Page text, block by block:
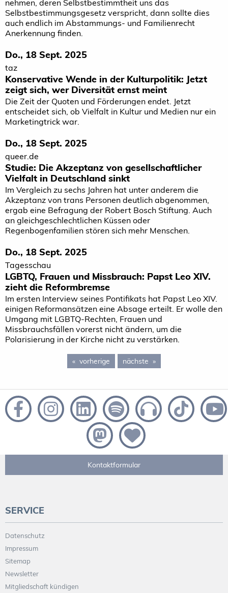
nehmen, deren Selbstbestimmtheit uns das
Selbstbestimmungsgesetz verspricht, dann sollte dies
auch endlich im Abstammungs- und Familienrecht
Anerkennung finden.
Do., 18 Sept. 2025
taz
Konservative Wende in der Kulturpolitik: Jetzt
zeigt sich, wer Diversität ernst meint
Die Zeit der Quoten und Förderungen endet. Jetzt
entscheidet sich, ob Vielfalt in Kultur und Medien nur ein
Marketingtrick war.
Do., 18 Sept. 2025
queer.de
Studie: Die Akzeptanz von gesellschaftlicher
Vielfalt in Deutschland sinkt
Im Vergleich zu sechs Jahren hat unter anderem die
Akzeptanz von trans Personen deutlich abgenommen,
ergab eine Befragung der Robert Bosch Stiftung. Auch
an gleichgeschlechtlichen Küssen oder
Regenbogenfamilien stören sich mehr Menschen.
Do., 18 Sept. 2025
Tagesschau
LGBTQ, Frauen und Missbrauch: Papst Leo XIV.
zieht die Reformbremse
Im ersten Interview seines Pontifikats hat Papst Leo XIV.
einigen Reformansätzen eine Absage erteilt. Er wolle den
Umgang mit LGBTQ-Rechten, Frauen und
Missbrauchsfällen vorerst nicht ändern, um die
Polarisierung in der Kirche nicht zu verstärken.
vorherige page 39
nächste page 41
Kontaktformular
SERVICE
Datenschutz
Impressum
Sitemap
Newsletter
Mitgliedschaft kündigen